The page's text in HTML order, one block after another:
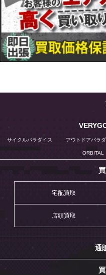
サイクルパラダイス アウトドアパラ
ORBITAL
宅配買取
店頭買取
通